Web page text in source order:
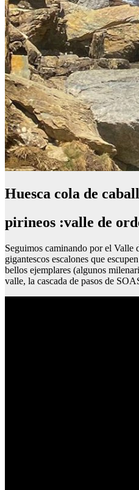
Huesca cola de
pirineos :valle de
Seguimos caminando por el Valle
gigantescos escalones que
bellos ejemplares (algunos
valle, la cascada de pasos de